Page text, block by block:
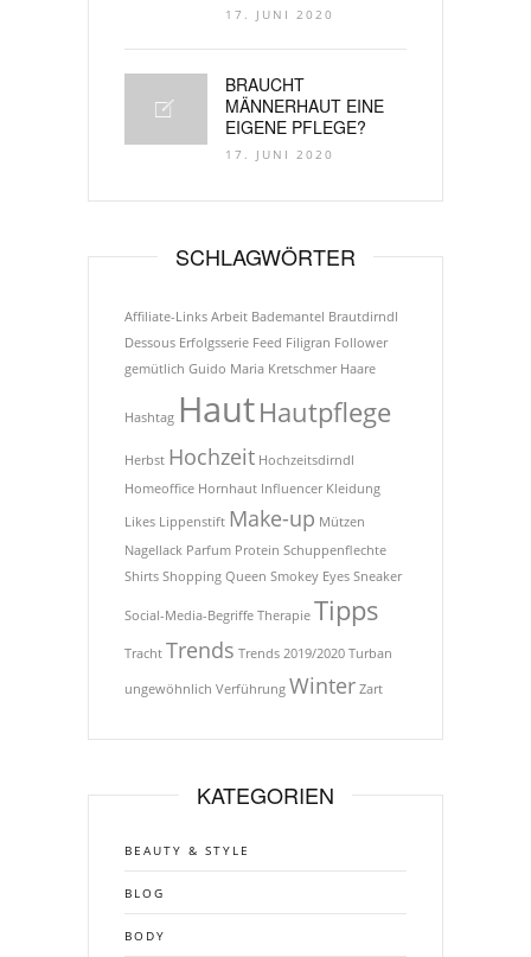
17. JUNI 2020
BRAUCHT
MÄNNERHAUT EINE
EIGENE PFLEGE?
17. JUNI 2020
SCHLAGWÖRTER
Affiliate-Links Arbeit Bademantel Brautdirndl
Dessous Erfolgsserie Feed Filigran Follower
gemütlich Guido Maria Kretschmer Haare
Hashtag HautHautpflege
Herbst Hochzeit Hochzeitsdirndl
Homeoffice Hornhaut Influencer Kleidung
Likes Lippenstift Make-up Mützen
Nagellack Parfum Protein Schuppenflechte
Shirts Shopping Queen Smokey Eyes Sneaker
Social-Media-Begriffe Therapie Tipps
Tracht Trends Trends 2019/2020 Turban
ungewöhnlich Verführung Winter Zart
KATEGORIEN
BEAUTY & STYLE
BLOG
BODY